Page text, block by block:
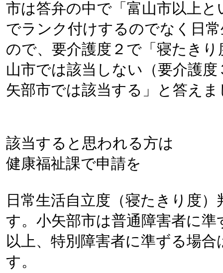
市は答弁の中で「富山市以上
でランク付けするのでなく日
ので、要介護度２で「寝たき
山市では該当しない（要介護
矢部市では該当する」と答えま
該当すると思われる方は
健康福祉課で申請を
日常生活自立度（寝たきり度
す。小矢部市は普通障害者に
以上、特別障害者に準ずる場
す。